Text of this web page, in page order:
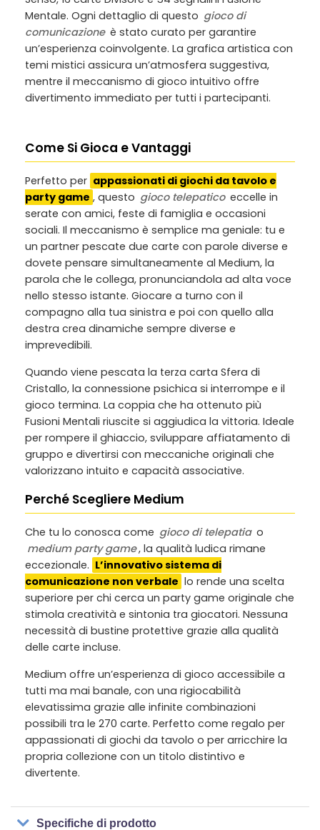
Mentale. Ogni dettaglio di questo gioco di
comunicazione è stato curato per garantire
un’esperienza coinvolgente. La grafica artistica con
temi mistici assicura un’atmosfera suggestiva,
mentre il meccanismo di gioco intuitivo offre
divertimento immediato per tutti i partecipanti.
Come Si Gioca e Vantaggi
Perfetto per appassionati di giochi da tavolo e
party game , questo gioco telepatico eccelle in
serate con amici, feste di famiglia e occasioni
sociali. Il meccanismo è semplice ma geniale: tu e
un partner pescate due carte con parole diverse e
dovete pensare simultaneamente al Medium, la
parola che le collega, pronunciandola ad alta voce
nello stesso istante. Giocare a turno con il
compagno alla tua sinistra e poi con quello alla
destra crea dinamiche sempre diverse e
imprevedibili.
Quando viene pescata la terza carta Sfera di
Cristallo, la connessione psichica si interrompe e il
gioco termina. La coppia che ha ottenuto più
Fusioni Mentali riuscite si aggiudica la vittoria. Ideale
per rompere il ghiaccio, sviluppare affiatamento di
gruppo e divertirsi con meccaniche originali che
valorizzano intuito e capacità associative.
Perché Scegliere Medium
Che tu lo conosca come gioco di telepatia o
medium party game, la qualità ludica rimane
eccezionale. L’innovativo sistema di
comunicazione non verbale lo rende una scelta
superiore per chi cerca un party game originale che
stimola creatività e sintonia tra giocatori. Nessuna
necessità di bustine protettive grazie alla qualità
delle carte incluse.
Medium offre un’esperienza di gioco accessibile a
tutti ma mai banale, con una rigiocabilità
elevatissima grazie alle infinite combinazioni
possibili tra le 270 carte. Perfetto come regalo per
appassionati di giochi da tavolo o per arricchire la
propria collezione con un titolo distintivo e
divertente.
Specifiche di prodotto